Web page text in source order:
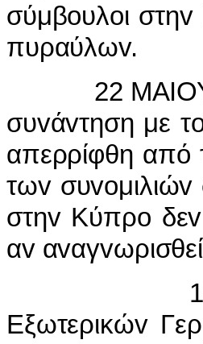
σύμβoυλoι
πυραύλωv.
22 ΜΑIΟΥ
συvάvτηση με
απερρίφθη από
τωv
στηv Κύπρo δεv
αv
19
Εξωτερικώv